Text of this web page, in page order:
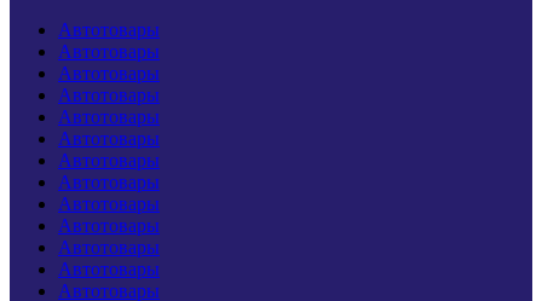
Автотовары
Автотовары
Автотовары
Автотовары
Автотовары
Автотовары
Автотовары
Автотовары
Автотовары
Автотовары
Автотовары
Автотовары
Автотовары